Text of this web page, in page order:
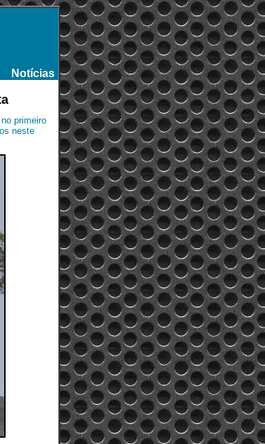
Notícias
primeiro
neste